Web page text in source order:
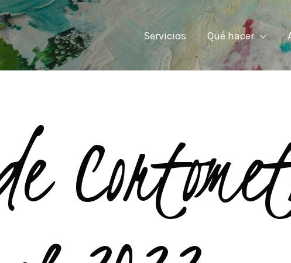
Servicios Qué hacer